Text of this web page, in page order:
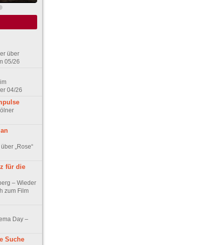
über
05/26
04/26
„Rose“
für die
– Wieder
zum Film
Day –
Suche